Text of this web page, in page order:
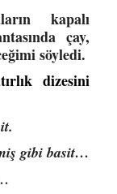
kapalı
çay,
söyledi.
dizesini
gibi basit…